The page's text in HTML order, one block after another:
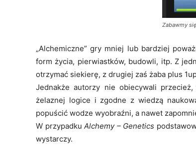
Zabawmy
„Alchemiczne” gry mniej lub bardziej
form życia, pierwiastków, budowli, itp. Z
otrzymać siekierę, z drugiej zaś żaba plus
Jednakże autorzy nie obiecywali
żelaznej logice i zgodne z wiedzą
popuścić wodze wyobraźni, a nawet
W przypadkuAlchemy – Genetics
wystarczy.